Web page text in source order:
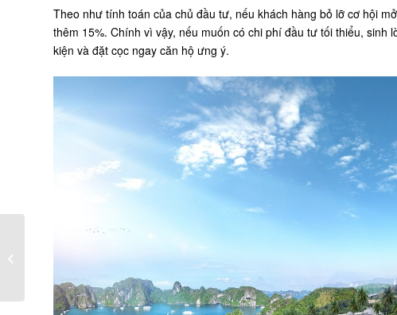
Theo như tính toán của chủ đầu tư, nếu khách hàng bỏ lỡ cơ hội
thêm 15%. Chính vì vậy, nếu muốn có chi phí đầu tư tối thiểu,
kiện và đặt cọc ngay căn hộ ưng ý.